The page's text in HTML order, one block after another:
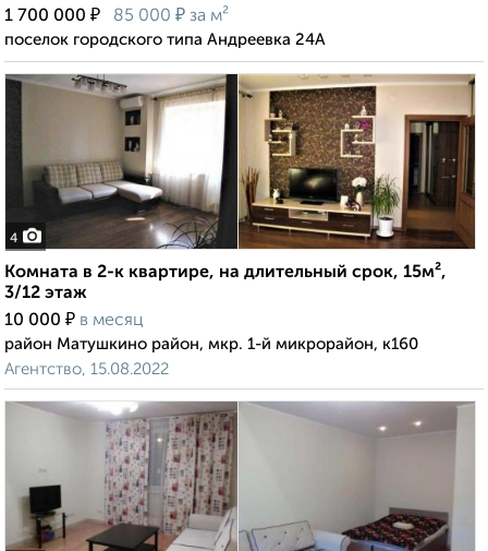
1 700 000 ₽ 85 000 ₽ за м²
поселок городского типа Андреевка 24А
4
Комната в 2-к квартире, на длительный срок, 15м²,
3/12 этаж
10 000 ₽ в месяц
район Матушкино район, мкр. 1-й микрорайон, к160
Агентство, 15.08.2022